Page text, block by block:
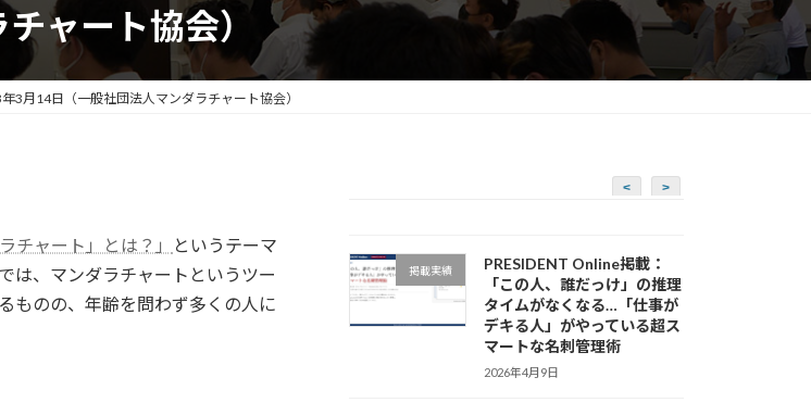
ャート協会）
3月14日（一般社団法人マンダラチャート協会）
チャート」とは？」
というテーマ
は、マンダラチャートというツー
ものの、年齢を問わず多くの人に
< >
掲載実績
PRESIDENT Online掲載：
「この人、誰だっけ」の推理
タイムがなくなる…「仕事が
デキる人」がやっている超ス
マートな名刺管理術
2026年4月9日